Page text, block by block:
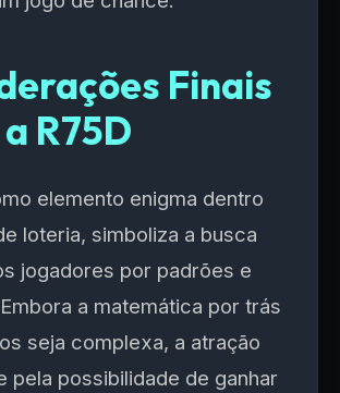
Finais
R75D
elemento enigma dentro
loteria, simboliza a busca
jogadores por padrões e
a matemática por trás
seja complexa, a atração
pela possibilidade de ganhar